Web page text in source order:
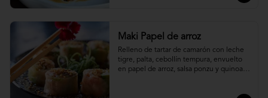
Maki Papel de arroz
Relleno de tartar de camarón con leche
tigre, palta, cebollín tempura, envuelto
en papel de arroz, salsa ponzu y quinoa